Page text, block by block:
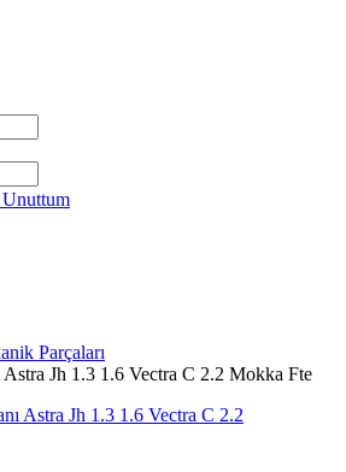
Parçaları
Jh 1.3 1.6 Vectra C 2.2 Mokka Fte